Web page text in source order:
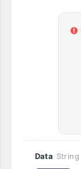
Data String